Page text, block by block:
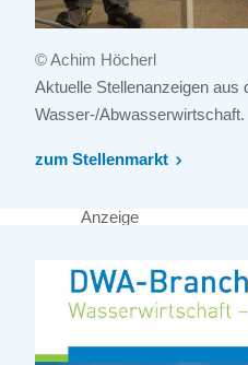
© Achim Höcherl
Aktuelle Stellenanzeigen aus
Wasser-/Abwasserwirtschaft.
zum Stellenmarkt
Anzeige